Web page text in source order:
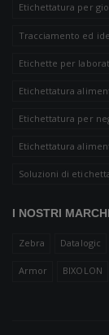
Etichettatura per
Tracciamento ed
Etichette per
Etichettatura
Etichettatura per
Etichettatura
Soluzioni di
I NOSTRI MARCHI
Zebra Datalogic
Armor BIXOLON